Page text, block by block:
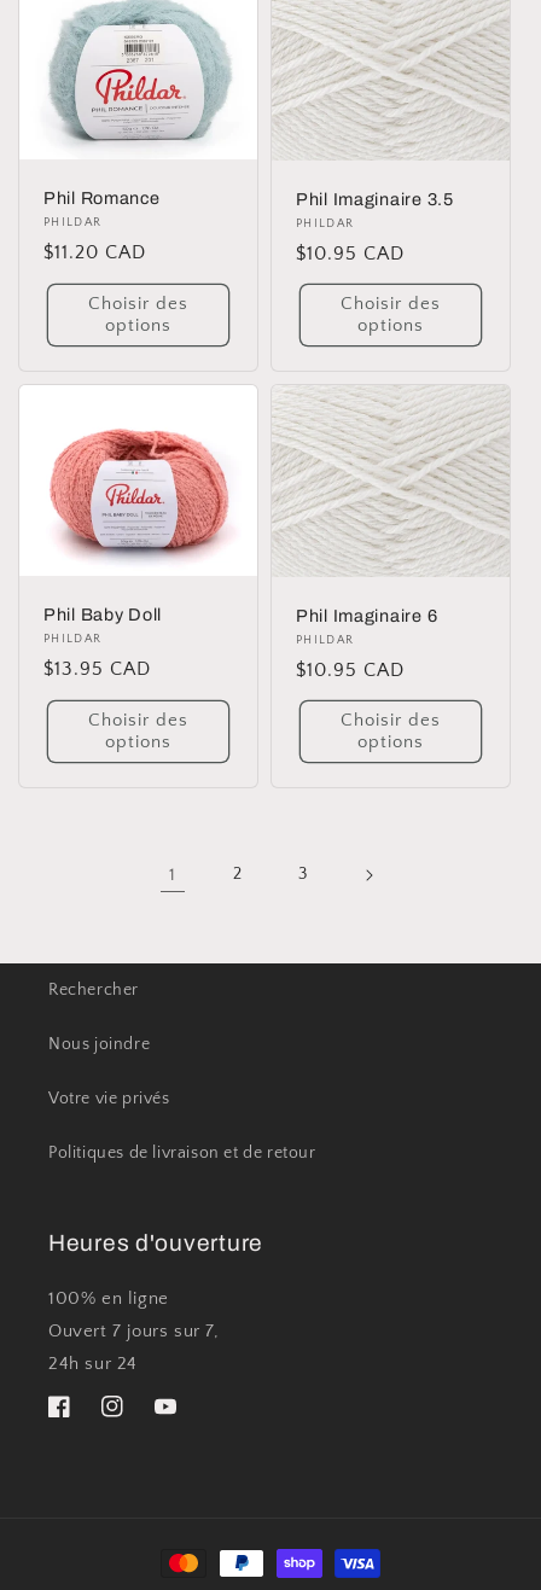
Phil Romance
Distributeur :
PHILDAR
Prix
habituel
$11.20 CAD
Choisir des
options
Phil Imaginaire 3.5
Distributeur :
PHILDAR
Prix
habituel
$10.95 CAD
Choisir des
options
Phil Baby Doll
Distributeur :
PHILDAR
Prix
habituel
$13.95 CAD
Choisir des
options
Phil Imaginaire 6
Distributeur :
PHILDAR
Prix
habituel
$10.95 CAD
Choisir des
options
1 2 3
Rechercher
Nous joindre
Votre vie privés
Politiques de livraison et de retour
Heures d'ouverture
100% en ligne
Ouvert 7 jours sur 7,
24h sur 24
FacebookInstagramYouTube
Moyens